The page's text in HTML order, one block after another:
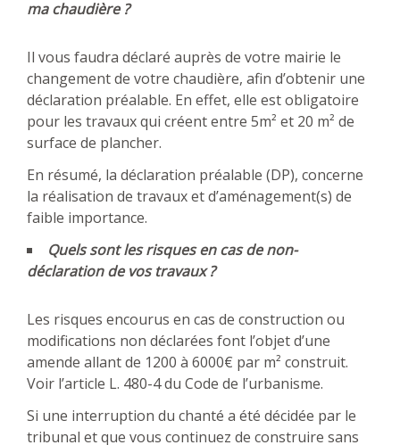
ma chaudière ?
Il vous faudra déclaré auprès de votre mairie le
changement de votre chaudière, afin d’obtenir une
déclaration préalable. En effet, elle est obligatoire
pour les travaux qui créent entre 5m² et 20 m² de
surface de plancher.
En résumé, la déclaration préalable (DP), concerne
la réalisation de travaux et d’aménagement(s) de
faible importance.
Quels sont les risques en cas de non-
déclaration de vos travaux ?
Les risques encourus en cas de construction ou
modifications non déclarées font l’objet d’une
amende allant de 1200 à 6000€ par m² construit.
Voir l’article L. 480-4 du Code de l’urbanisme.
Si une interruption du chanté a été décidée par le
tribunal et que vous continuez de construire sans